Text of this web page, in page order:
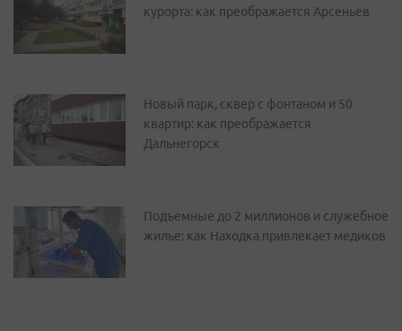
курорта: как преображается Арсеньев
Новый парк, сквер с фонтаном и 50
квартир: как преображается
Дальнегорск
Подъемные до 2 миллионов и служебное
жилье: как Находка привлекает медиков